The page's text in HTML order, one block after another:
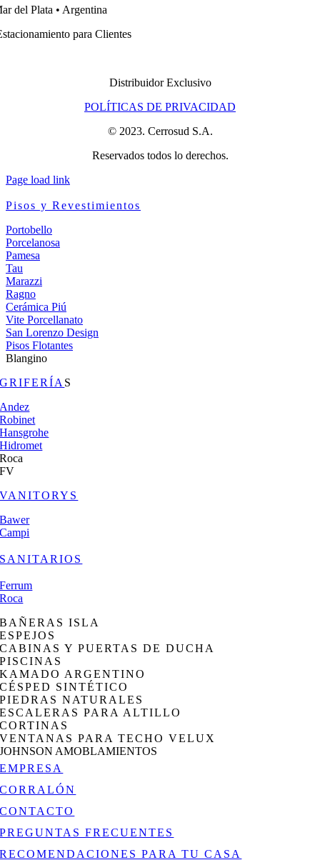
del Plata • Argentina
para Clientes
Distribuidor Exclusivo
POLÍTICAS DE PRIVACIDAD
© 2023. Cerrosud S.A.
Reservados todos lo derechos.
Page load link
Pisos y Revestimientos
Portobello
Porcelanosa
Pamesa
Tau
Marazzi
Ragno
Cerámica Piú
Vite Porcellanato
San Lorenzo Design
Pisos Flotantes
Blangino
GRIFERÍA S
Andez
Robinet
Hansgrohe
Hidromet
Roca
FV
VANITORYS
Bawer
Campi
SANITARIOS
Ferrum
Roca
BAÑERAS ISLA
ESPEJOS
CABINAS Y PUERTAS DE DUCHA
PISCINAS
KAMADO ARGENTINO
CÉSPED SINTÉTICO
PIEDRAS NATURALES
ESCALERAS PARA ALTILLO
CORTINAS
VENTANAS PARA TECHO VELUX
JOHNSON AMOBLAMIENTOS
EMPRESA
CORRALÓN
CONTACTO
PREGUNTAS FRECUENTES
RECOMENDACIONES PARA TU CASA